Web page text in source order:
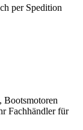
per Spedition
Bootsmotoren
Fachhändler für